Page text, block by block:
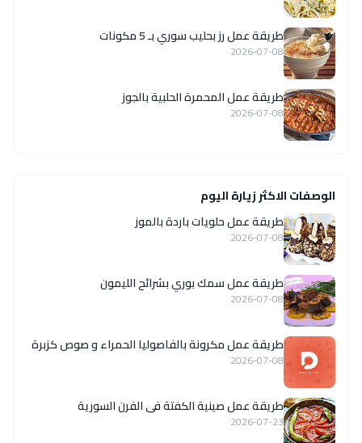
طريقة عمل رز بحليب سوري بـ 5 مكونات
2026-07-08
طريقة عمل المحمرة الحلبية بالجوز
2026-07-08
الوصفات الاكثر زيارة اليوم
طريقة عمل حلويات باردة بالموز
2026-07-08
طريقة عمل سمك بوري بشرائح الليمون
2026-07-08
طريقة عمل مكرونة بالفاصوليا الحمراء و صوص كزبرة
2026-07-08
طريقة عمل صينية الكفتة فى الفرن السورية
2026-07-23